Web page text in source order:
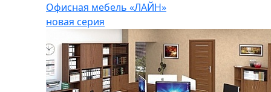
Офисная мебель «ЛАЙН»
новая серия